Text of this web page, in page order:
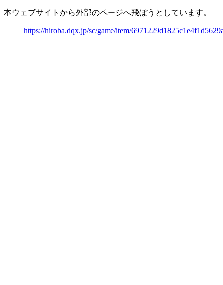
本ウェブサイトから外部のページへ飛ぼうとしています。
https://hiroba.dqx.jp/sc/game/item/